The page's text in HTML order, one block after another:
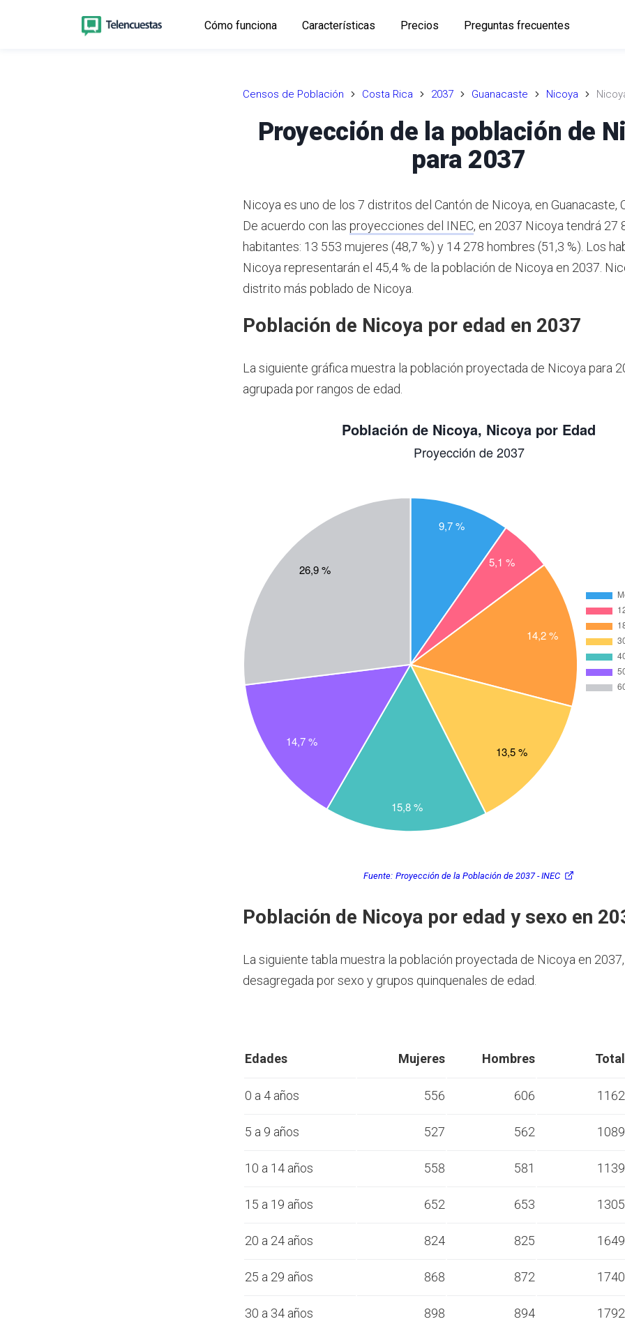
Cómo funciona Características Precios Preguntas frecuentes
Censos de Población Costa Rica 2037 Guanacaste Nicoya
Proyección de la población de
para 2037
Nicoya es uno de los 7 distritos del Cantón de Nicoya, en Guanacaste,
De acuerdo con las proyecciones del INEC, en 2037 Nicoya tendrá 27
habitantes: 13 553 mujeres (48,7 %) y 14 278 hombres (51,3 %). Los
Nicoya representarán el 45,4 % de la población de Nicoya en 2037.
distrito más poblado de Nicoya.
Población de Nicoya por edad en 2037
La siguiente gráfica muestra la población proyectada de Nicoya para
agrupada por rangos de edad.
Fuente: Proyección de la Población de 2037 - INEC
Población de Nicoya por edad y sexo en
La siguiente tabla muestra la población proyectada de Nicoya en 2037,
desagregada por sexo y grupos quinquenales de edad.
Edades Mujeres Hombres Total
0 a 4 años 556 606 1162
5 a 9 años 527 562 1089
10 a 14 años 558 581 1139
15 a 19 años 652 653 1305
20 a 24 años 824 825 1649
25 a 29 años 868 872 1740
30 a 34 años 898 894 1792